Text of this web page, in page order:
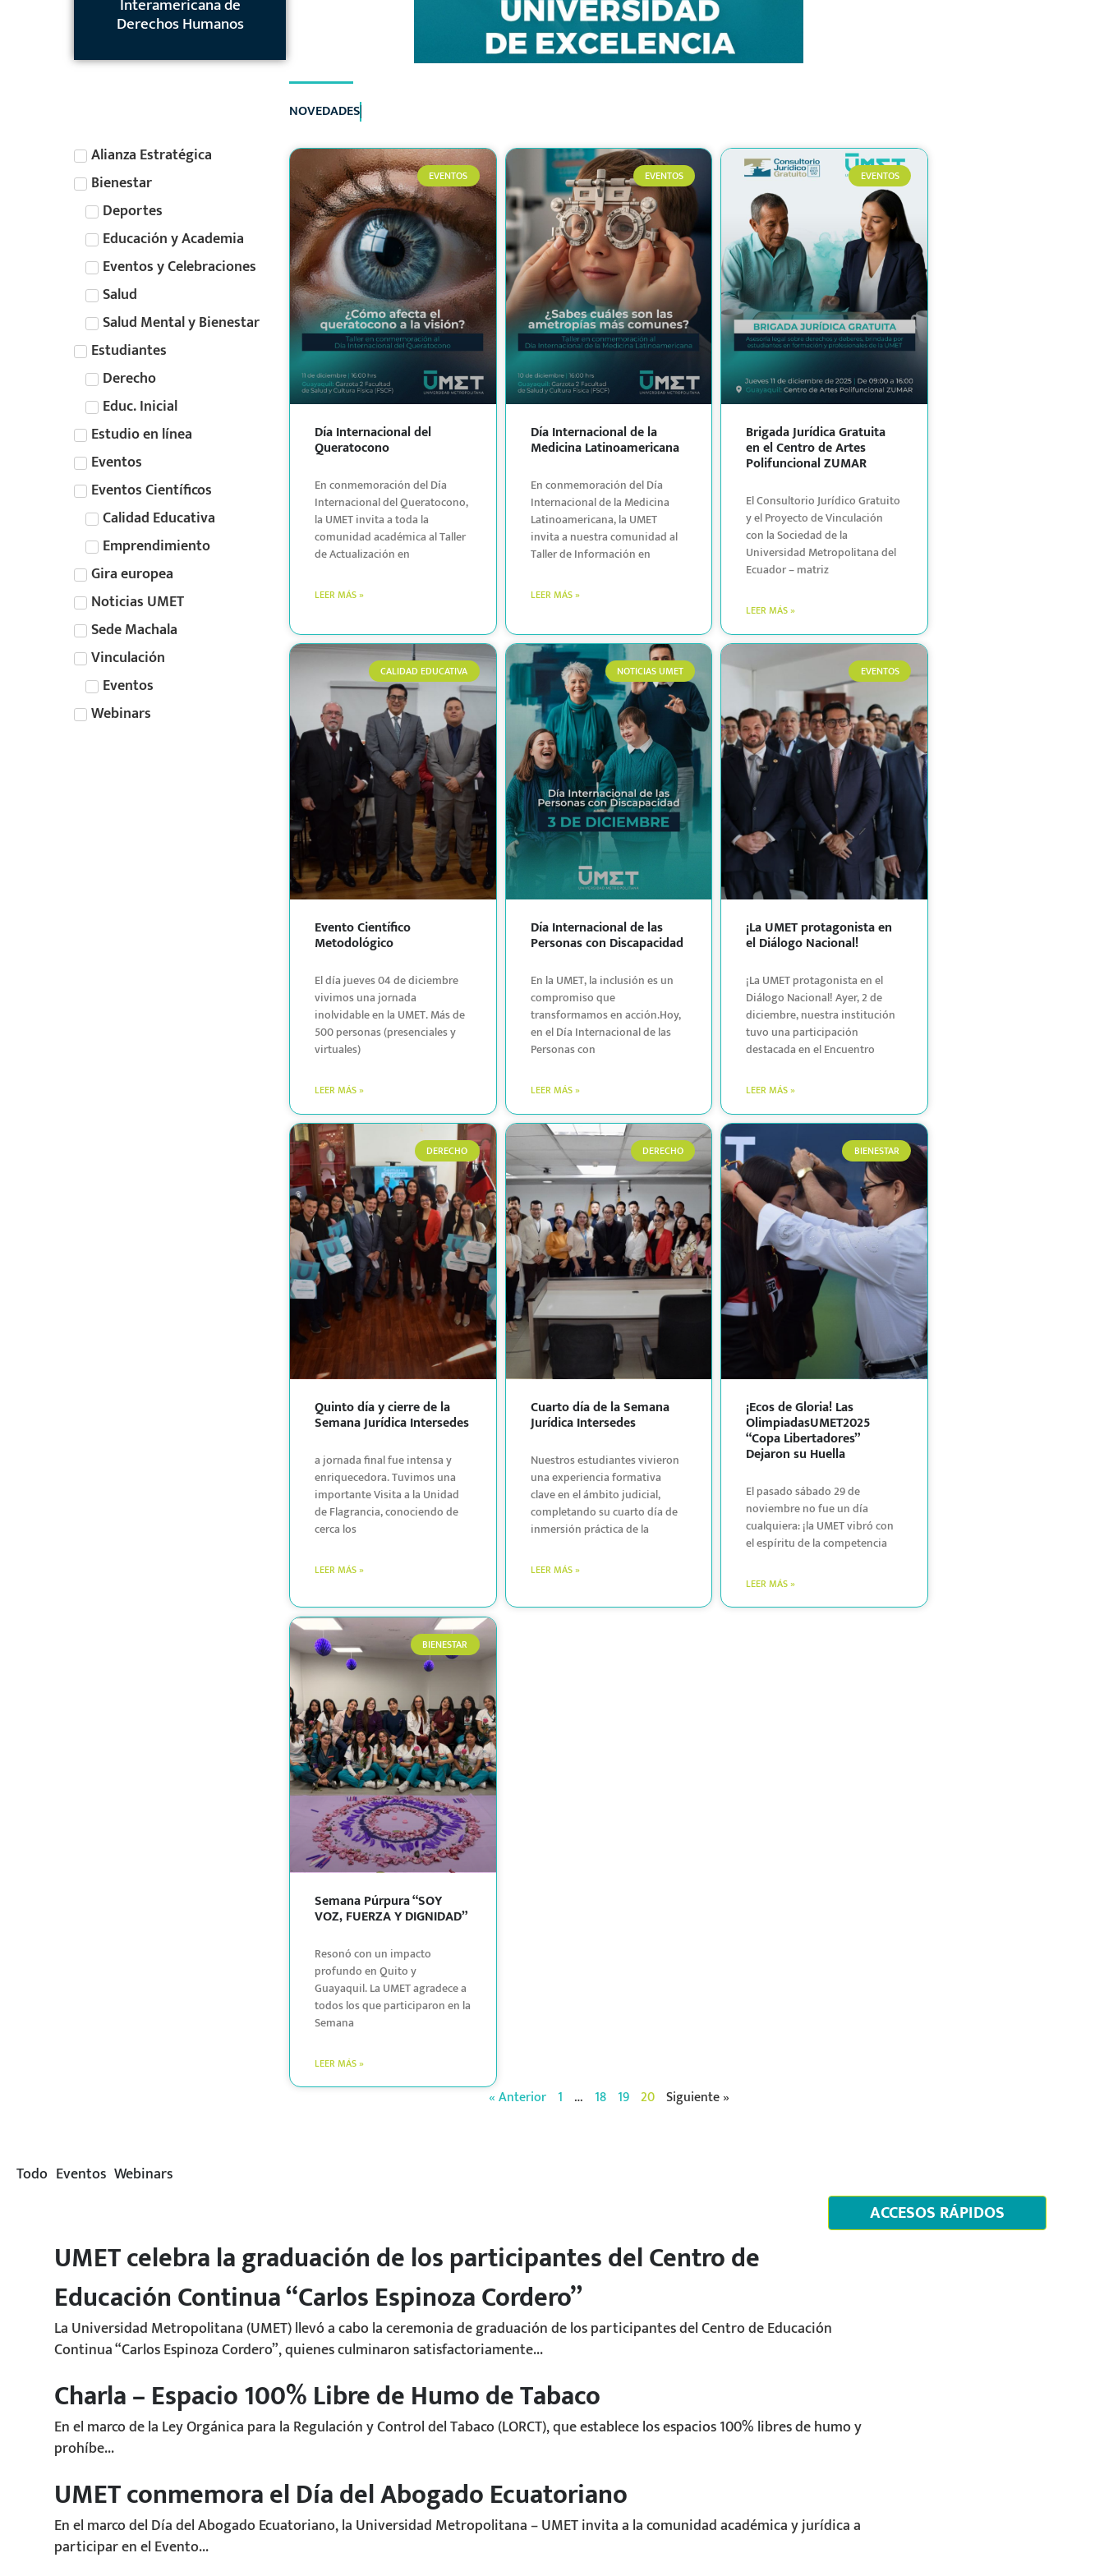
ACCESOS RÁPIDOS
Caribe sobre Niñez,
Derechos Humanos
Cordero”
firma de un convenio marco
Tecnología Superior en
Educator Registry
Alianza Estratégica
Bienestar
Deportes
Educación y Academia
Eventos y Celebraciones
Salud
Salud Mental y Bienestar
Estudiantes
Derecho
Educ. Inicial
Estudio en línea
Eventos
Eventos Científicos
Calidad Educativa
Emprendimiento
Gira europea
Noticias UMET
Sede Machala
Vinculación
Eventos
Webinars
NOVEDADES
EVENTOS
Día Internacional del
Queratocono
En conmemoración del Día
Internacional del Queratocono,
la UMET invita a toda la
comunidad académica al Taller
de Actualización en
LEER MÁS »
EVENTOS
Día Internacional de la
Medicina Latinoamericana
En conmemoración del Día
Internacional de la Medicina
Latinoamericana, la UMET
invita a nuestra comunidad al
Taller de Información en
LEER MÁS »
EVENTOS
Brigada Jurídica Gratuita
en el Centro de Artes
Polifuncional ZUMAR
El Consultorio Jurídico Gratuito
y el Proyecto de Vinculación
con la Sociedad de la
Universidad Metropolitana del
Ecuador – matriz
LEER MÁS »
CALIDAD EDUCATIVA
Evento Científico
Metodológico
El día jueves 04 de diciembre
vivimos una jornada
inolvidable en la UMET. Más de
500 personas (presenciales y
virtuales)
LEER MÁS »
NOTICIAS UMET
Día Internacional de las
Personas con Discapacidad
En la UMET, la inclusión es un
compromiso que
transformamos en acción.Hoy,
en el Día Internacional de las
Personas con
LEER MÁS »
EVENTOS
¡La UMET protagonista en
el Diálogo Nacional!
¡La UMET protagonista en el
Diálogo Nacional! ​Ayer, 2 de
diciembre, nuestra institución
tuvo una participación
destacada en el Encuentro
LEER MÁS »
DERECHO
Quinto día y cierre de la
Semana Jurídica Intersedes
a jornada final fue intensa y
enriquecedora. Tuvimos una
importante Visita a la Unidad
de Flagrancia, conociendo de
cerca los
LEER MÁS »
DERECHO
Cuarto día de la Semana
Jurídica Intersedes
Nuestros estudiantes vivieron
una experiencia formativa
clave en el ámbito judicial,
completando su cuarto día de
inmersión práctica de la
LEER MÁS »
BIENESTAR
¡Ecos de Gloria! Las
OlimpiadasUMET2025
“Copa Libertadores”
Dejaron su Huella
El pasado sábado 29 de
noviembre no fue un día
cualquiera: ¡la UMET vibró con
el espíritu de la competencia
LEER MÁS »
BIENESTAR
Semana Púrpura “SOY
VOZ, FUERZA Y DIGNIDAD”
Resonó con un impacto
profundo en Quito y
Guayaquil. La UMET agradece a
todos los que participaron en la
Semana
LEER MÁS »
« Anterior 1 … 18 19 20 Siguiente »
Todo Eventos Webinars
UMET celebra la graduación de los participantes del Centro de
Educación Continua “Carlos Espinoza Cordero”
La Universidad Metropolitana (UMET) llevó a cabo la ceremonia de graduación de los participantes del Centro de Educación
Continua “Carlos Espinoza Cordero”, quienes culminaron satisfactoriamente...
Charla – Espacio 100% Libre de Humo de Tabaco
En el marco de la Ley Orgánica para la Regulación y Control del Tabaco (LORCT), que establece los espacios 100% libres de humo y
prohíbe...
UMET conmemora el Día del Abogado Ecuatoriano
En el marco del Día del Abogado Ecuatoriano, la Universidad Metropolitana – UMET invita a la comunidad académica y jurídica a
participar en el Evento...